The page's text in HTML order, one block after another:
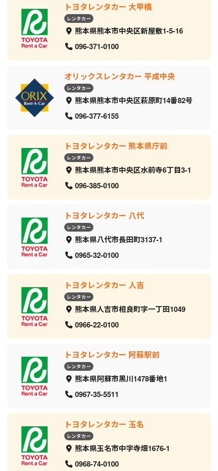
トヨタレンタカー 大甲橋
レンタカー
熊本県熊本市中央区新屋敷1-5-16
096-371-0100
オリックスレンタカー 平成中央
レンタカー
熊本県熊本市中央区萩原町14番82号
096-377-6155
トヨタレンタカー 熊本県庁前
レンタカー
熊本県熊本市中央区水前寺6丁目3-1
096-385-0100
トヨタレンタカー 八代
レンタカー
熊本県八代市長田町3137-1
0965-32-0100
トヨタレンタカー 人吉
レンタカー
熊本県人吉市相良町字一丁田1049
0966-22-0100
トヨタレンタカー 阿蘇駅前
レンタカー
熊本県阿蘇市黒川1478番地1
0967-35-5511
トヨタレンタカー 玉名
レンタカー
熊本県玉名市中字寺畑1676-1
0968-74-0100